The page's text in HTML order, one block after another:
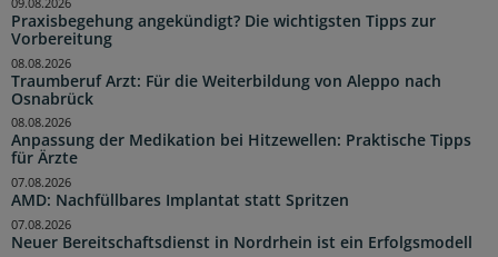
Praxisbegehung angekündigt? Die wichtigsten Tipps zur
Vorbereitung
09.08.2026
Traumberuf Arzt: Für die Weiterbildung von Aleppo nach
Osnabrück
08.08.2026
Anpassung der Medikation bei Hitzewellen: Praktische Tipps
für Ärzte
08.08.2026
AMD: Nachfüllbares Implantat statt Spritzen
07.08.2026
Neuer Bereitschaftsdienst in Nordrhein ist ein Erfolgsmodell
07.08.2026